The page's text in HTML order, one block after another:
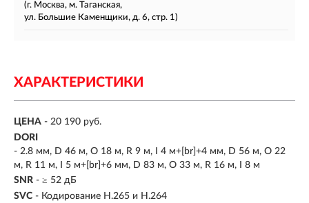
(г. Москва, м. Таганская,
ул. Большие Каменщики, д. 6, стр. 1)
ХАРАКТЕРИСТИКИ
ЦЕНА - 20 190 руб.
DORI
- 2.8 мм, D 46 м, O 18 м, R 9 м, I 4 м+[br]+4 мм, D 56 м, O 22
м, R 11 м, I 5 м+[br]+6 мм, D 83 м, O 33 м, R 16 м, I 8 м
SNR - ≥ 52 дБ
SVC - Кодирование H.265 и H.264